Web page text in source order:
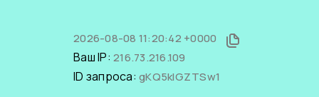
2026-08-08 11:20:42 +0000
Ваш IP: 216.73.216.109
ID запроса: gKQ5klGZTSw1